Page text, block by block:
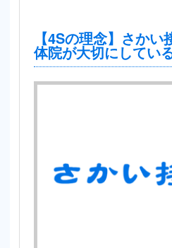
【4Sの理念】さか
体院が大切にしてい